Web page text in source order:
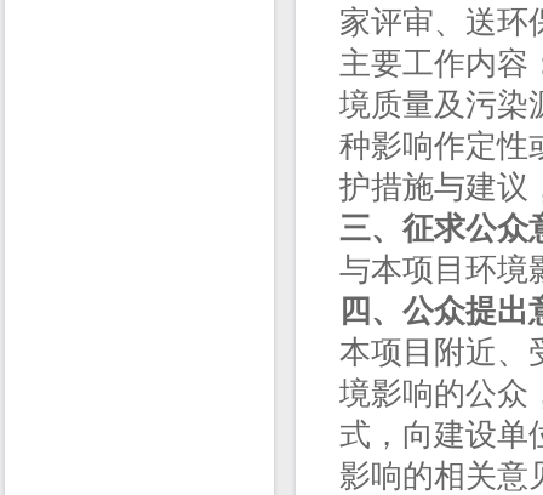
家评审、送环
主要工作内容
境质量及污染
种影响作定性
护措施与建议
三、征求公众
与本项目环境
四、公众提出
本项目附近、
境影响的公众
式，向建设单
影响的相关意